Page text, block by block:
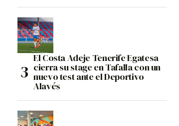
El Costa Adeje Tenerife Egatesa
cierra su stage en Tafalla con un
nuevo test ante el Deportivo
Alavés